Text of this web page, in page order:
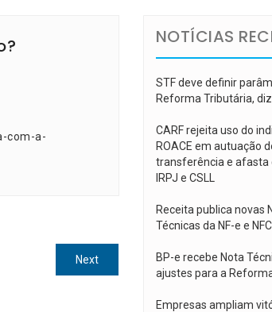
com-a-
NextNext
post:
NOTÍCIAS
STF deve definir
Reforma Tributária,
CARF rejeita uso do
ROACE em autuação
transferência e afasta
IRPJ e CSLL
Receita publica novas
Técnicas da NF-e e
BP-e recebe Nota
ajustes para a
Empresas ampliam